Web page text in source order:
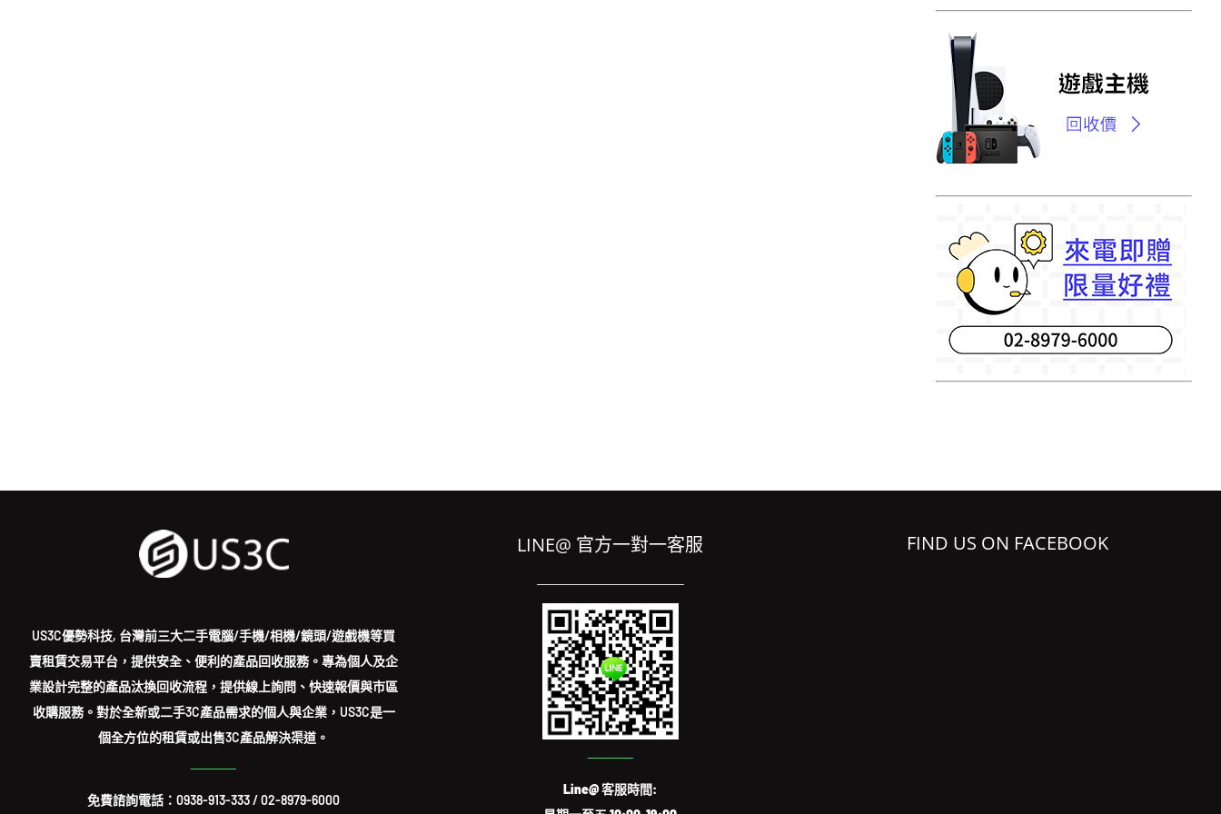
US3C優勢科技, 台灣前三大二手電腦/手機/相機/鏡頭/遊戲機等買
賣租賃交易平台，提供安全、便利的產品回收服務。專為個人及企
業設計完整的產品汰換回收流程，提供線上詢問、快速報價與市區
收購服務。對於全新或二手3C產品需求的個人與企業，US3C是一
個全方位的租賃或出售3C產品解決渠道。
免費諮詢電話：0938-913-333/02-8979-6000
LINE@ 官方一對一客服
Line@ 客服時間:
FIND US ON FACEBOOK